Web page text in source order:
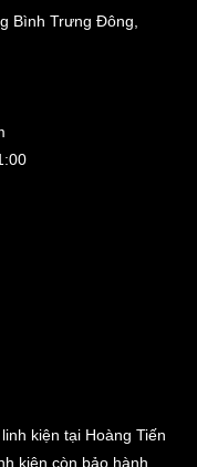
Bình Trưng Đông,
kiện tại Hoàng Tiến
kiện còn bảo hành